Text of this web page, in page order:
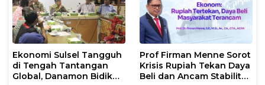
Ekonomi Sulsel Tangguh
di Tengah Tantangan
Global, Danamon Bidik
Prof Firman Menne Sorot
Krisis Rupiah Tekan Daya
Beli dan Ancam Stabilitas